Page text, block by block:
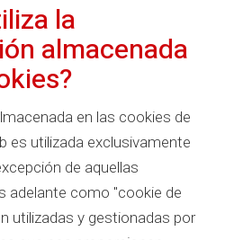
la
almacenada
en las cookies de
es utilizada exclusivamente
de aquellas
adelante como "cookie de
utilizadas y gestionadas por